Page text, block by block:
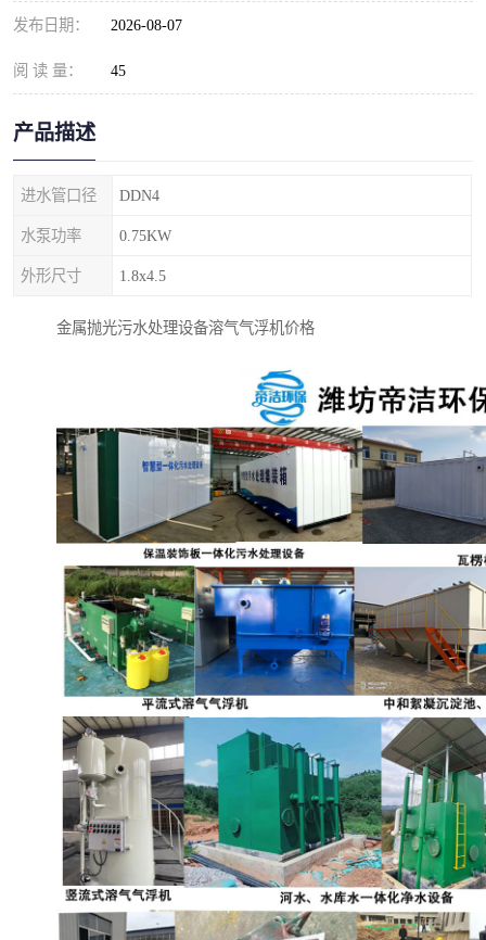
发布日期： 2026-08-07
阅 读 量： 45
产品描述
进水管口径 DDN4
水泵功率 0.75KW
外形尺寸 1.8x4.5
金属抛光污水处理设备溶气气浮机价格
理设备
整形医院污水处理设备
酿酒厂一体化污水处理设
备
生活一体化污水处理设备
复合二氧化氯发生器污水
处理设备
屠宰场一体化污水处理设
地埋式一体化污水处理设 加药装置污水设备
MBR膜污水处理设备
气浮机一体化污水处理设 污水处理设备生产厂家
印刷厂污水处理设备 二级生化污水处理设备
污水提升泵站 口腔科污水处理设备
A2O污水处理设备 乡村污水处理一体化设备
风景区生活污水处理一体 一体化污水处理设备
无动力一体化污水处理设 服务区一体化污水处理设
备
成套生活污水处理设备 小型污水处理设备
肉制品加工污水处理设备 农村一体化污水处理设备
金属配件洗涤污水处理设 小型一体化污水处理设备
微动力污水处理设备 集中式生活污水处理设备